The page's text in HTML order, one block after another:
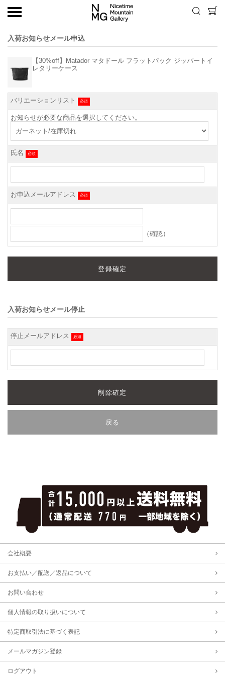
入荷お知らせメール申込
【30%off】Matador マタドール フラットパック ジッパートイ
レタリーケース
バリエーションリスト 必須
お知らせが必要な商品を選択してください。
氏名 必須
お申込メールアドレス 必須
（確認）
入荷お知らせメール停止
停止メールアドレス 必須
会社概要
お支払い／配送／返品について
お問い合わせ
個人情報の取り扱いについて
特定商取引法に基づく表記
メールマガジン登録
ログアウト